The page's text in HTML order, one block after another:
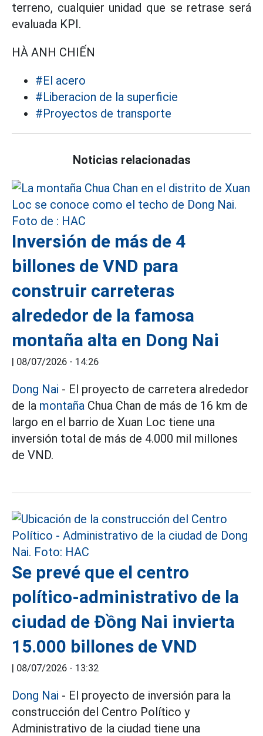
terreno, cualquier unidad que se retrase será
evaluada KPI.
HÀ ANH CHIẾN
#El acero
#Liberacion de la superficie
#Proyectos de transporte
Noticias relacionadas
Inversión de más de 4
billones de VND para
construir carreteras
alrededor de la famosa
montaña alta en Dong Nai
| 08/07/2026 - 14:26
Dong Nai - El proyecto de carretera alrededor
de la montaña Chua Chan de más de 16 km de
largo en el barrio de Xuan Loc tiene una
inversión total de más de 4.000 mil millones
de VND.
Se prevé que el centro
político-administrativo de la
ciudad de Đồng Nai invierta
15.000 billones de VND
| 08/07/2026 - 13:32
Dong Nai - El proyecto de inversión para la
construcción del Centro Político y
Administrativo de la ciudad tiene una